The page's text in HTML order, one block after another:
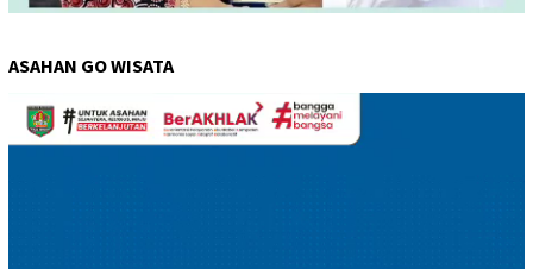
ASAHAN GO WISATA
Pemutar
Video